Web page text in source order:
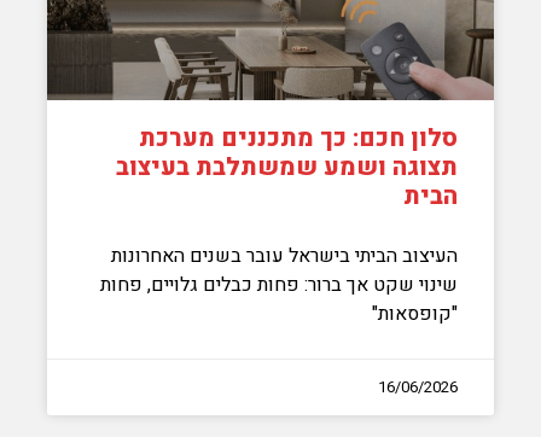
סלון חכם: כך מתכננים מערכת
תצוגה ושמע שמשתלבת בעיצוב
הבית
העיצוב הביתי בישראל עובר בשנים האחרונות
שינוי שקט אך ברור: פחות כבלים גלויים, פחות
"קופסאות"
16/06/2026